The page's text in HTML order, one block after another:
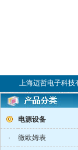
上海迈哲电子科技
电源设备
· 微欧姆表